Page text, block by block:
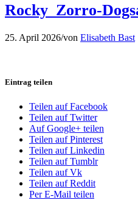
Rocky_Zorro-
25. April 2026/von Elisabeth Bast
Eintrag teilen
Teilen auf Facebook
Teilen auf Twitter
Auf Google+ teilen
Teilen auf Pinterest
Teilen auf Linkedin
Teilen auf Tumblr
Teilen auf Vk
Teilen auf Reddit
Per E-Mail teilen